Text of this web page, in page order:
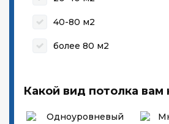
40-80 м2
более 80 м2
Какой вид потолка вам